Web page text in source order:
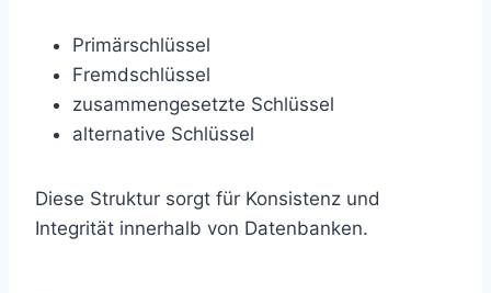
Primärschlüssel
Fremdschlüssel
zusammengesetzte Schlüssel
alternative Schlüssel
Diese Struktur sorgt für Konsistenz und
Integrität innerhalb von Datenbanken.